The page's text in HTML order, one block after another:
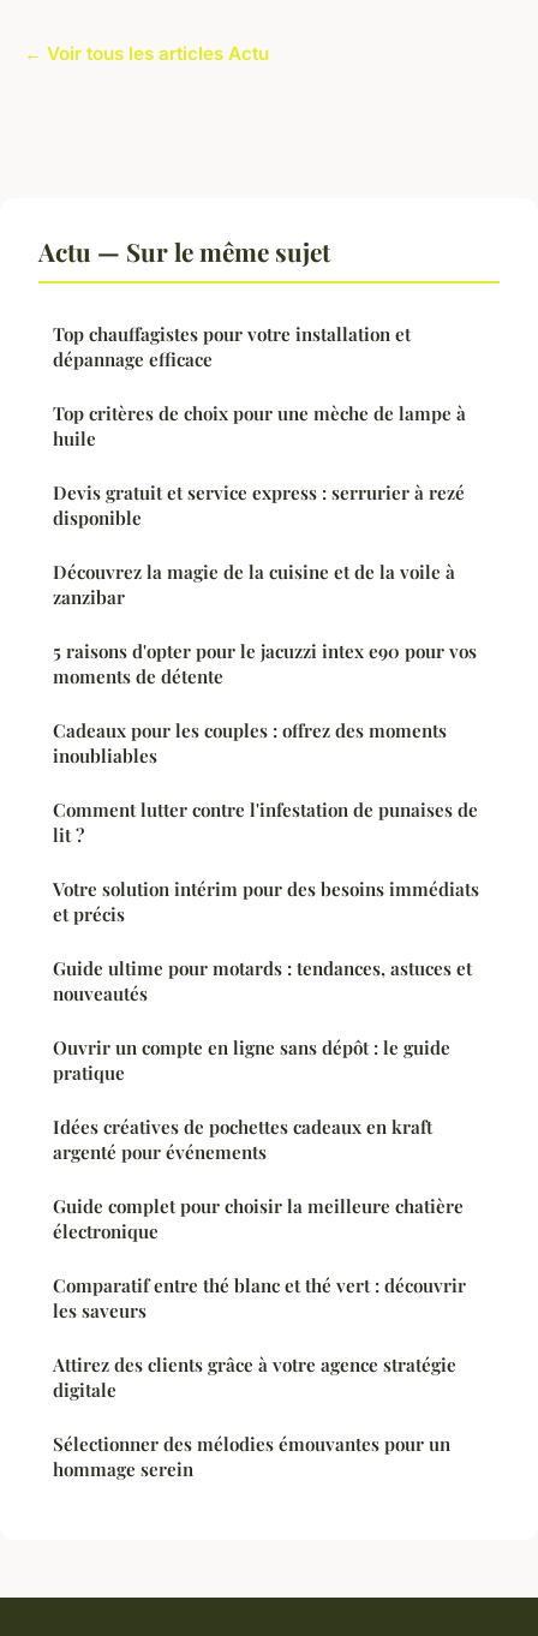
← Voir tous les articles Actu
Actu — Sur le même sujet
Top chauffagistes pour votre installation et
dépannage efficace
Top critères de choix pour une mèche de lampe à
huile
Devis gratuit et service express : serrurier à rezé
disponible
Découvrez la magie de la cuisine et de la voile à
zanzibar
5 raisons d'opter pour le jacuzzi intex e90 pour vos
moments de détente
Cadeaux pour les couples : offrez des moments
inoubliables
Comment lutter contre l'infestation de punaises de
lit ?
Votre solution intérim pour des besoins immédiats
et précis
Guide ultime pour motards : tendances, astuces et
nouveautés
Ouvrir un compte en ligne sans dépôt : le guide
pratique
Idées créatives de pochettes cadeaux en kraft
argenté pour événements
Guide complet pour choisir la meilleure chatière
électronique
Comparatif entre thé blanc et thé vert : découvrir
les saveurs
Attirez des clients grâce à votre agence stratégie
digitale
Sélectionner des mélodies émouvantes pour un
hommage serein